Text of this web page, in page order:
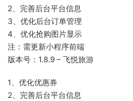
2、完善后台平台信息
3、优化后台订单管理
4、优化抢购图片显示
注：需更新小程序前端
版本号：1.8.9 – 飞悦旅游
1、优化优惠券
2、完善后台平台信息